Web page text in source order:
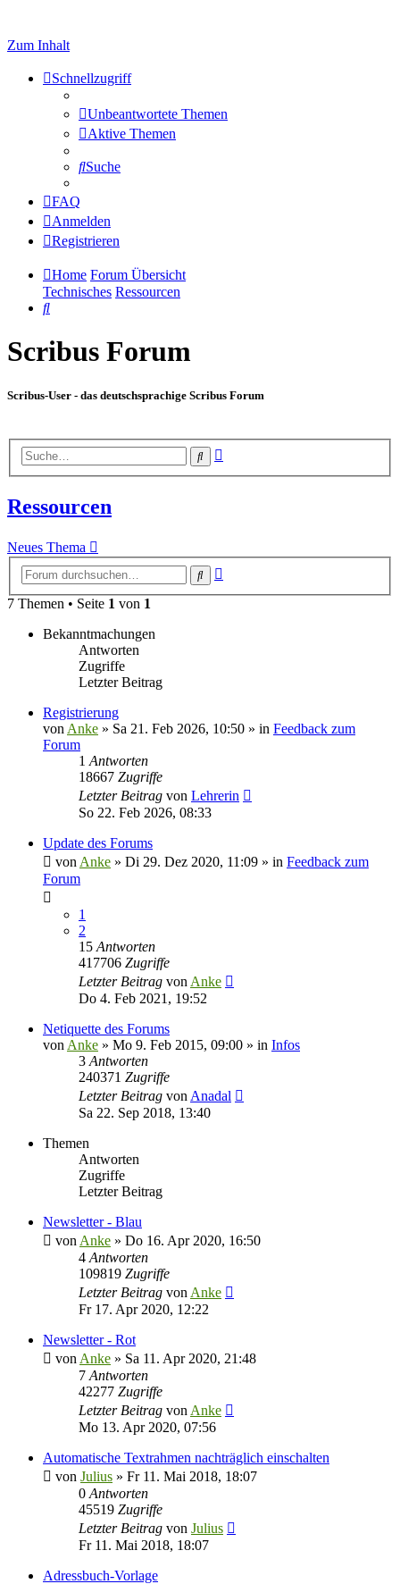
Zum Inhalt
Schnellzugriff
Unbeantwortete Themen
Aktive Themen
Suche
FAQ
Anmelden
Registrieren
Home Forum Übersicht
Technisches Ressourcen
Suche
Scribus Forum
Scribus-User - das deutschsprachige Scribus Forum
Suche
Ressourcen
Neues Thema
Suche
7 Themen • Seite 1 von 1
Bekanntmachungen
Antworten
Zugriffe
Letzter Beitrag
Registrierung
von Anke » Sa 21. Feb 2026, 10:50 » in Feedback zum
Forum
1 Antworten
18667 Zugriffe
Letzter Beitrag von Lehrerin
So 22. Feb 2026, 08:33
Update des Forums
von Anke » Di 29. Dez 2020, 11:09 » in Feedback zum
Forum
1
2
15 Antworten
417706 Zugriffe
Letzter Beitrag von Anke
Do 4. Feb 2021, 19:52
Netiquette des Forums
von Anke » Mo 9. Feb 2015, 09:00 » in Infos
3 Antworten
240371 Zugriffe
Letzter Beitrag von Anadal
Sa 22. Sep 2018, 13:40
Themen
Antworten
Zugriffe
Letzter Beitrag
Newsletter - Blau
von Anke » Do 16. Apr 2020, 16:50
4 Antworten
109819 Zugriffe
Letzter Beitrag von Anke
Fr 17. Apr 2020, 12:22
Newsletter - Rot
von Anke » Sa 11. Apr 2020, 21:48
7 Antworten
42277 Zugriffe
Letzter Beitrag von Anke
Mo 13. Apr 2020, 07:56
Automatische Textrahmen nachträglich einschalten
von Julius » Fr 11. Mai 2018, 18:07
0 Antworten
45519 Zugriffe
Letzter Beitrag von Julius
Fr 11. Mai 2018, 18:07
Adressbuch-Vorlage